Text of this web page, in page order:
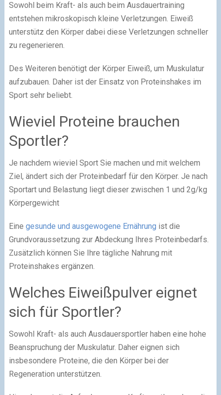
Sowohl beim Kraft- als auch beim Ausdauertraining
entstehen mikroskopisch kleine Verletzungen. Eiweiß
unterstütz den Körper dabei diese Verletzungen schneller
zu regenerieren.
Des Weiteren benötigt der Körper Eiweiß, um Muskulatur
aufzubauen. Daher ist der Einsatz von Proteinshakes im
Sport sehr beliebt.
Wieviel Proteine brauchen
Sportler?
Je nachdem wieviel Sport Sie machen und mit welchem
Ziel, ändert sich der Proteinbedarf für den Körper. Je nach
Sportart und Belastung liegt dieser zwischen 1 und 2g/kg
Körpergewicht
Eine gesunde und ausgewogene Ernährung ist die
Grundvoraussetzung zur Abdeckung Ihres Proteinbedarfs.
Zusätzlich können Sie Ihre tägliche Nahrung mit
Proteinshakes ergänzen.
Welches Eiweißpulver eignet
sich für Sportler?
Sowohl Kraft- als auch Ausdauersportler haben eine hohe
Beanspruchung der Muskulatur. Daher eignen sich
insbesondere Proteine, die den Körper bei der
Regeneration unterstützen.